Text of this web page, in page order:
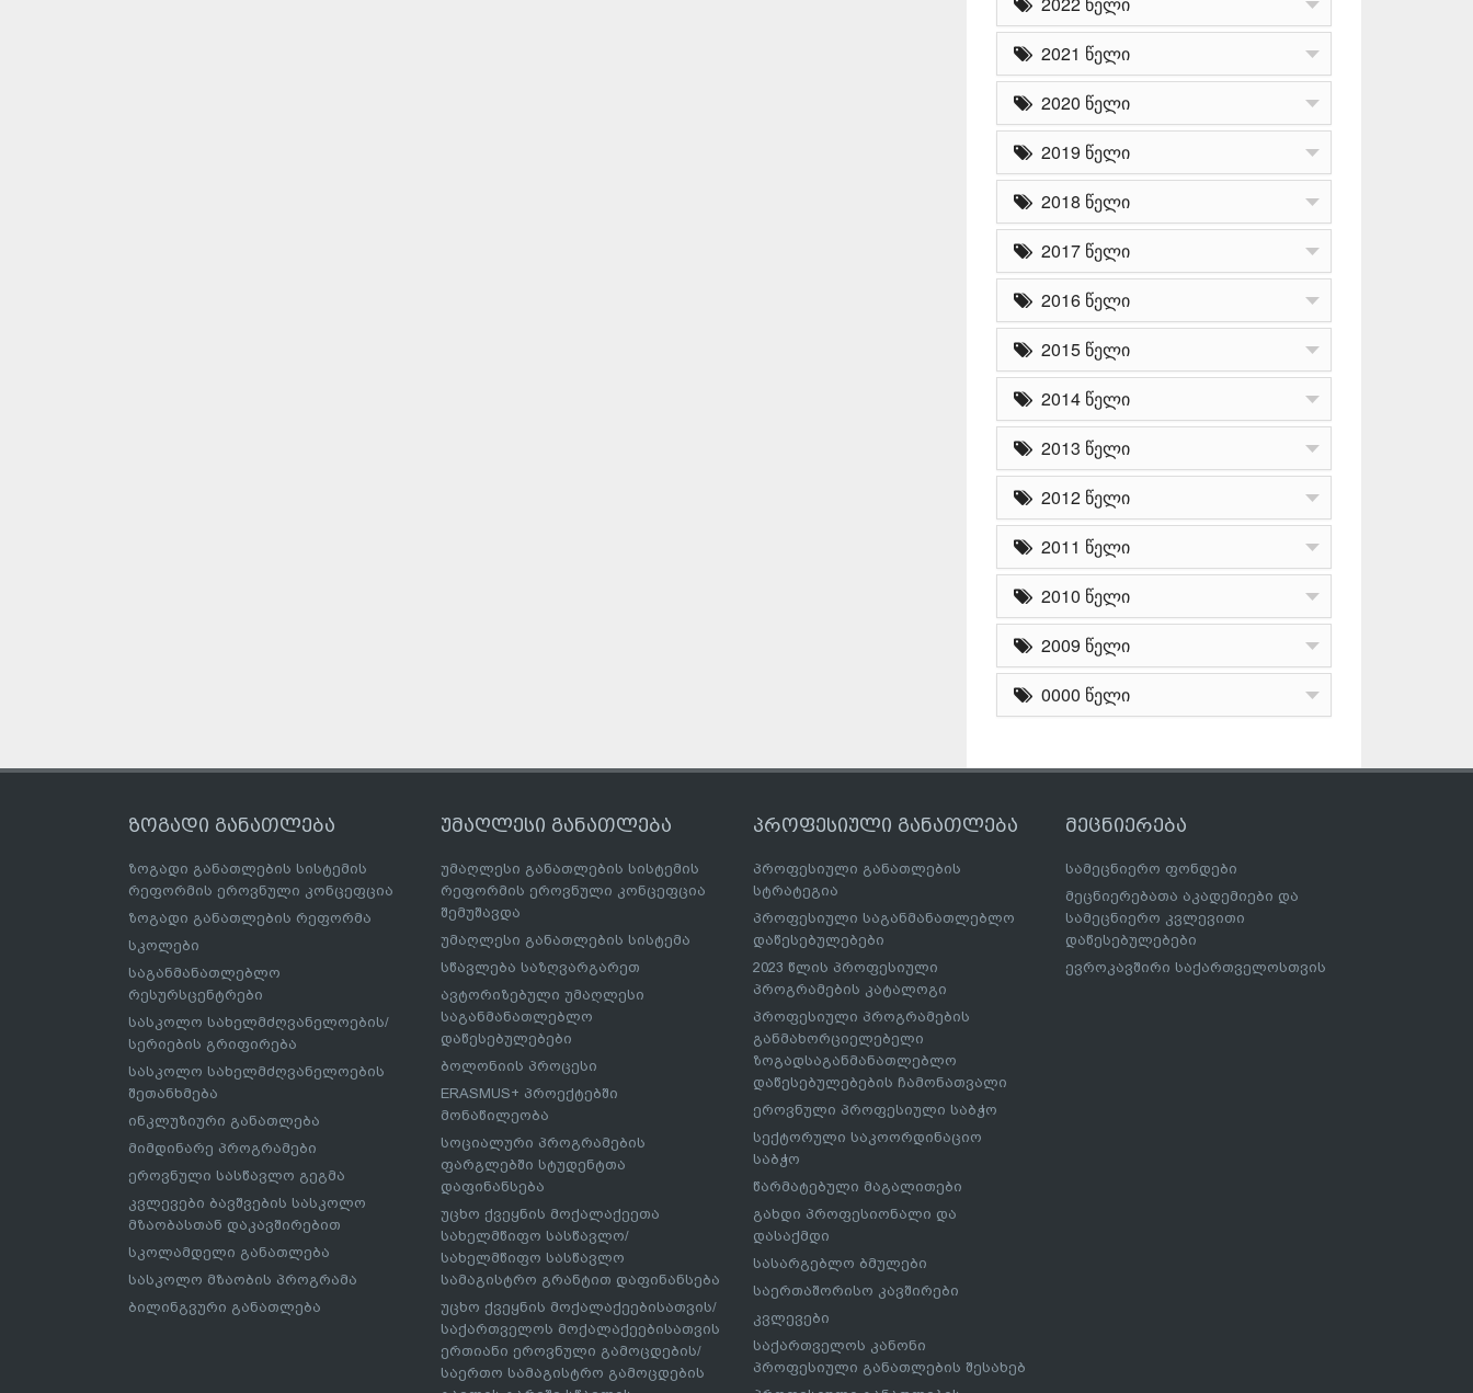
2021 წელი
2020 წელი
2019 წელი
2018 წელი
2017 წელი
2016 წელი
2015 წელი
2014 წელი
2013 წელი
2012 წელი
2011 წელი
2010 წელი
2009 წელი
0000 წელი
ზოგადი განათლება
ზოგადი განათლების სისტემის
რეფორმის ეროვნული კონცეფცია
ზოგადი განათლების რეფორმა
სკოლები
საგანმანათლებლო
რესურსცენტრები
სასკოლო სახელმძღვანელოების/
სერიების გრიფირება
სასკოლო სახელმძღვანელოების
შეთანხმება
ინკლუზიური განათლება
მიმდინარე პროგრამები
ეროვნული სასწავლო გეგმა
კვლევები ბავშვების სასკოლო
მზაობასთან დაკავშირებით
სკოლამდელი განათლება
სასკოლო მზაობის პროგრამა
ბილინგვური განათლება
უმაღლესი განათლება
უმაღლესი განათლების სისტემის
რეფორმის ეროვნული კონცეფცია
შემუშავდა
უმაღლესი განათლების სისტემა
სწავლება საზღვარგარეთ
ავტორიზებული უმაღლესი
საგანმანათლებლო
დაწესებულებები
ბოლონიის პროცესი
ERASMUS+ პროექტებში
მონაწილეობა
სოციალური პროგრამების
ფარგლებში სტუდენტთა
დაფინანსება
უცხო ქვეყნის მოქალაქეეთა
სახელმწიფო სასწავლო/
სახელმწიფო სასწავლო
სამაგისტრო გრანტით დაფინანსება
უცხო ქვეყნის მოქალაქეებისათვის/
საქართველოს მოქალაქეებისათვის
ერთიანი ეროვნული გამოცდების/
საერთო სამაგისტრო გამოცდების
პროფესიული განათლება
პროფესიული განათლების
სტრატეგია
პროფესიული საგანმანათლებლო
დაწესებულებები
2023 წლის პროფესიული
პროგრამების კატალოგი
პროფესიული პროგრამების
განმახორციელებელი
ზოგადსაგანმანათლებლო
დაწესებულებების ჩამონათვალი
ეროვნული პროფესიული საბჭო
სექტორული საკოორდინაციო
საბჭო
წარმატებული მაგალითები
გახდი პროფესიონალი და
დასაქმდი
სასარგებლო ბმულები
საერთაშორისო კავშირები
კვლევები
საქართველოს კანონი
პროფესიული განათლების შესახებ
მეცნიერება
სამეცნიერო ფონდები
მეცნიერებათა აკადემიები და
სამეცნიერო კვლევითი
დაწესებულებები
ევროკავშირი საქართველოსთვის